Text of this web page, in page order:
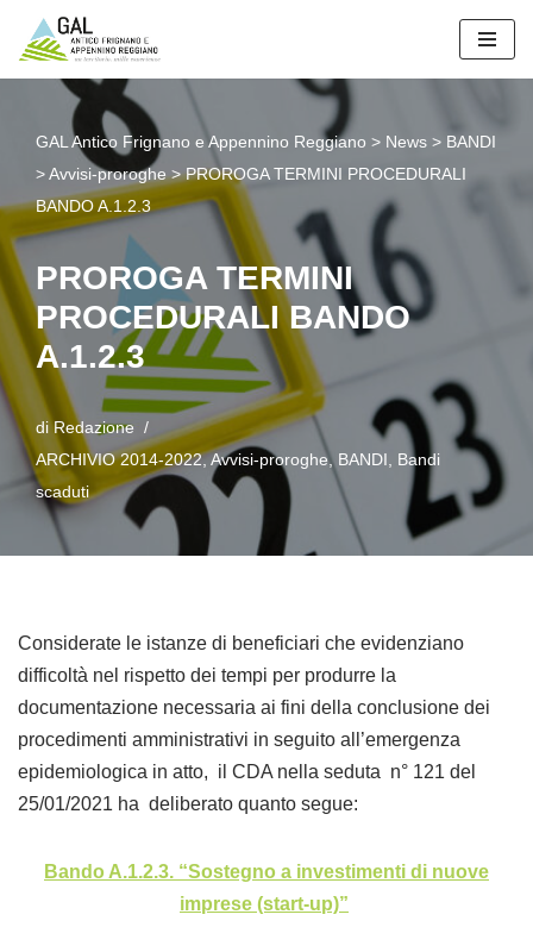
Vai
contenuto
GAL Antico Frignano e Appennino Reggiano > News > BANDI
>Avvisi-proroghe>PROROGA TERMINI PROCEDURALI
BANDO A.1.2.3
PROROGA TERMINI
PROCEDURALI BANDO
A.1.2.3
diRedazione
ARCHIVIO 2014-2022,Avvisi-proroghe, BANDI
Bandi
scaduti
Considerate le istanze di beneficiari che evidenziano
difficoltà nel rispetto dei tempi per produrre la
documentazione necessaria ai fini della conclusione dei
procedimenti amministrativi in seguito all’emergenza
epidemiologica in atto, il CDA nella seduta n° 121 del
25/01/2021 ha deliberato quanto segue:
Bando A.1.2.3. “Sostegno a investimenti di nuove
imprese (start-up)”